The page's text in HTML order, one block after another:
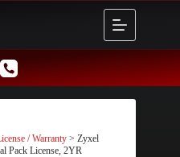
/ Warranty > Zyxel
Pack License, 2YR